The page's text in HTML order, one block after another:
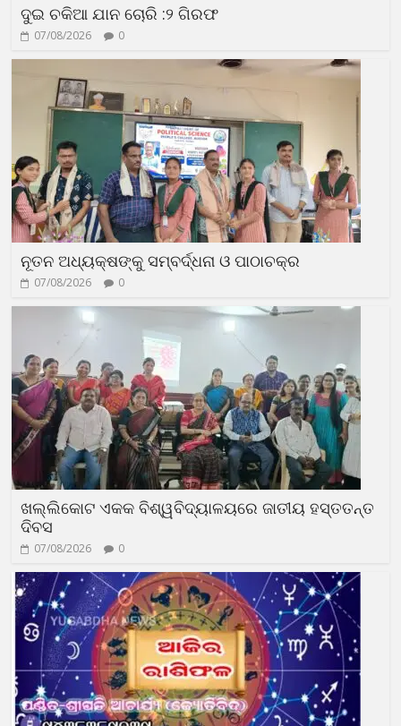
ଦୁଇ ଚକିଆ ଯାନ ଚୋରି :୨ ଗିରଫ
07/08/2026 0
ନୂତନ ଅଧ୍ୟକ୍ଷଙ୍କୁ ସମ୍ବର୍ଦ୍ଧନା ଓ ପାଠାଚକ୍ର
07/08/2026 0
ଖଲ୍ଲିକୋଟ ଏକକ ବିଶ୍ୱବିଦ୍ୟାଳୟରେ ଜାତୀୟ ହସ୍ତତନ୍ତ
ଦିବସ
07/08/2026 0